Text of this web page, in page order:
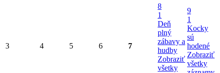
3 4 5 6 7
8
1
Deň
plný
zábavy a
hudby
Zobraziť
všetky
9
1
Kocky
sú
hodené
Zobraziť
všetky